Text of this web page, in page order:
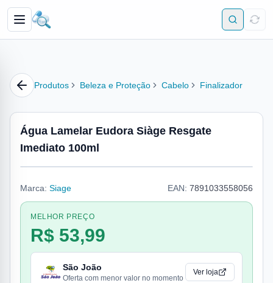
Produtos Beleza e Proteção Cabelo Finalizador
Água Lamelar Eudora Siàge Resgate
Imediato 100ml
Marca: Siage EAN: 7891033558056
MELHOR PREÇO
R$ 53,99
São João
Oferta com menor valor no momento
Ver loja